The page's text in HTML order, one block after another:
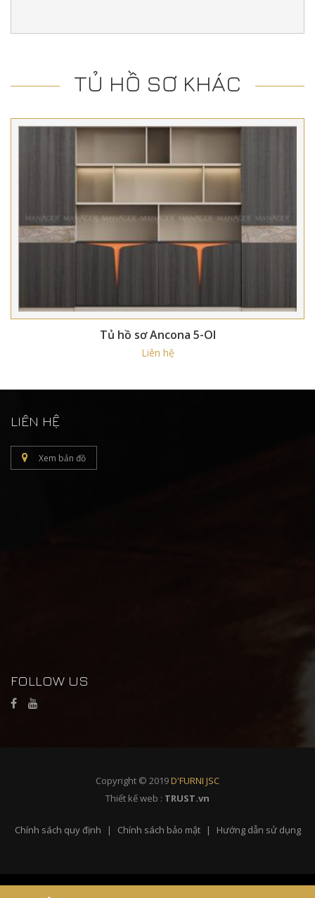
TỦ HỒ SƠ KHÁC
Tủ hồ sơ Ancona 5-OI
Liên hệ
LIÊN HỆ
Xem bản đồ
FOLLOW US
Copyright © 2019D'FURNI JSC
Thiết kế web : TRUST.vn
Chính sách quy định Chính sách bảo mật Hướng dẫn sử dụng